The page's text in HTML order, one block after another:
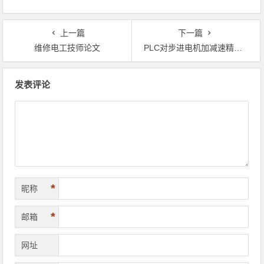
上一篇
维修电工技师论文
下一篇
PLC对步进电机加减速精确定位控制原理
发表评论
昵称 *
邮箱 *
网址